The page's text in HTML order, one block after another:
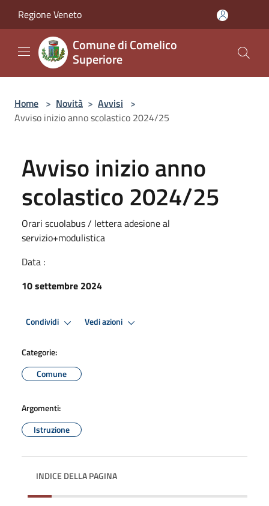
Regione Veneto
Comune di Comelico
Superiore
Home > Novità > Avvisi >
Avviso inizio anno scolastico 2024/25
Avviso inizio anno
scolastico 2024/25
Orari scuolabus / lettera adesione al
servizio+modulistica
Data :
10 settembre 2024
Condividi Vedi azioni
Categorie:
Comune
Argomenti:
Istruzione
INDICE DELLA PAGINA